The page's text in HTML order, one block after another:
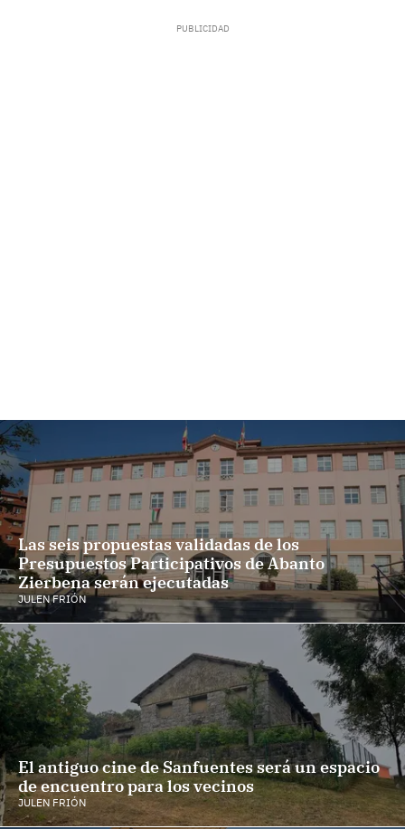
Las seis propuestas validadas de los
Presupuestos Participativos de Abanto
Zierbena serán ejecutadas
JULEN FRIÓN
El antiguo cine de Sanfuentes será un espacio
de encuentro para los vecinos
JULEN FRIÓN